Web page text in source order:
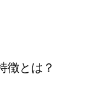
徴とは？